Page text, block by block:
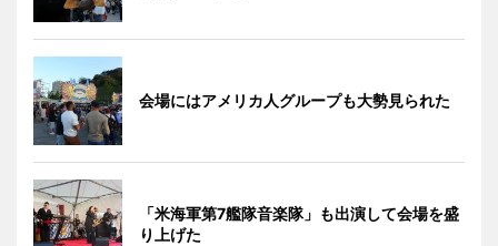
会場にはアメリカ人グループも大勢見られた
「米海軍第7艦隊音楽隊」も出演して会場を盛
り上げた